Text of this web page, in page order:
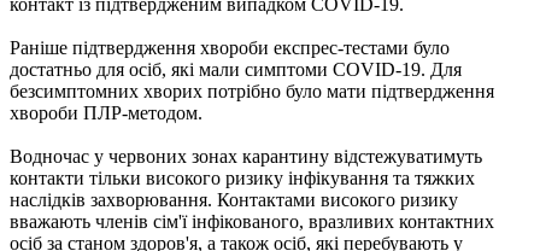
Раніше підтвердження хвороби експрес-тестами було
достатньо для осіб, які мали симптоми COVID-19. Для
безсимптомних хворих потрібно було мати підтвердження
хвороби ПЛР-методом.
Водночас у червоних зонах карантину відстежуватимуть
контакти тільки високого ризику інфікування та тяжких
наслідків захворювання. Контактами високого ризику
вважають членів сім'ї інфікованого, вразливих контактних
осіб за станом здоров'я, а також осіб, які перебувають у